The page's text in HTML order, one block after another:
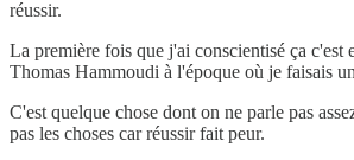
réussir.
La première fois que j'ai conscientisé ça c'est
Thomas Hammoudi à l'époque où je faisais
C'est quelque chose dont on ne parle pas
pas les choses car réussir fait peur.